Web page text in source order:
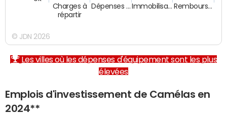
Charges à
répartir
Dépenses … Immobilisa… Rembours…
© JDN 2026
Les villes où les dépenses d'équipement sont les plus
élevées
Emplois d'investissement de Camélas en
2024**